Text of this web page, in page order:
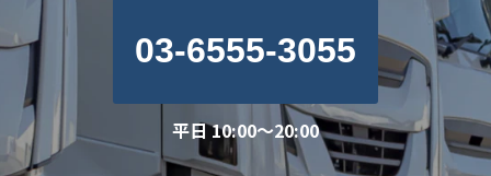
03-6555-3055
平日 10:00～20:00